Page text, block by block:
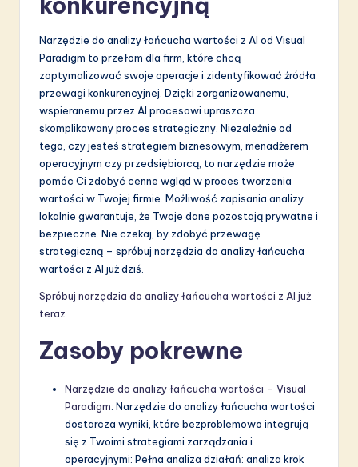
Narzędzie do analizy łańcucha wartości z AI od Visual
Paradigm to przełom dla firm, które chcą
zoptymalizować swoje operacje i zidentyfikować źródła
przewagi konkurencyjnej. Dzięki zorganizowanemu,
wspieranemu przez AI procesowi upraszcza
skomplikowany proces strategiczny. Niezależnie od
tego, czy jesteś strategiem biznesowym, menadżerem
operacyjnym czy przedsiębiorcą, to narzędzie może
pomóc Ci zdobyć cenne wgląd w proces tworzenia
wartości w Twojej firmie. Możliwość zapisania analizy
lokalnie gwarantuje, że Twoje dane pozostają prywatne i
bezpieczne. Nie czekaj, by zdobyć przewagę
strategiczną – spróbuj narzędzia do analizy łańcucha
wartości z AI już dziś.
Spróbuj narzędzia do analizy łańcucha wartości z AI już
teraz
Zasoby pokrewne
Narzędzie do analizy łańcucha wartości – Visual
Paradigm: Narzędzie do analizy łańcucha wartości
dostarcza wyniki, które bezproblemowo integrują
się z Twoimi strategiami zarządzania i
operacyjnymi: Pełna analiza działań: analiza krok